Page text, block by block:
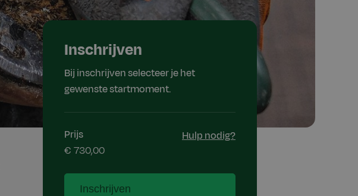
Inschrijven
Bij inschrijven selecteer je het
gewenste startmoment.
Prijs
€ 730,00
Hulp nodig?
Inschrijven